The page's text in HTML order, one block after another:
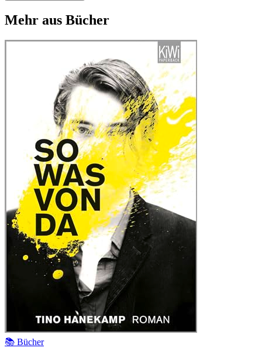
Mehr aus Bücher
📚 Bücher